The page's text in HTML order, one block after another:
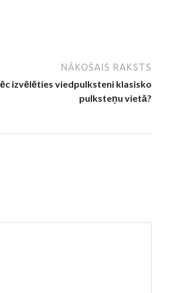
NĀKOŠAIS RAKSTS
izvēlēties viedpulksteni klasisko
pulksteņu vietā?